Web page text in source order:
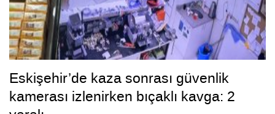
Eskişehir’de kaza sonrası güvenlik
kamerası izlenirken bıçaklı kavga: 2